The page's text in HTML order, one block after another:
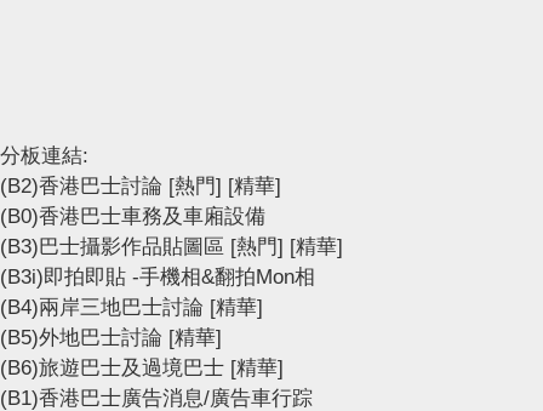
分板連結:
(B2)香港巴士討論 [熱門] [精華]
(B0)香港巴士車務及車廂設備
(B3)巴士攝影作品貼圖區 [熱門] [精華]
(B3i)即拍即貼 -手機相&翻拍Mon相
(B4)兩岸三地巴士討論 [精華]
(B5)外地巴士討論 [精華]
(B6)旅遊巴士及過境巴士 [精華]
(B1)香港巴士廣告消息/廣告車行踪